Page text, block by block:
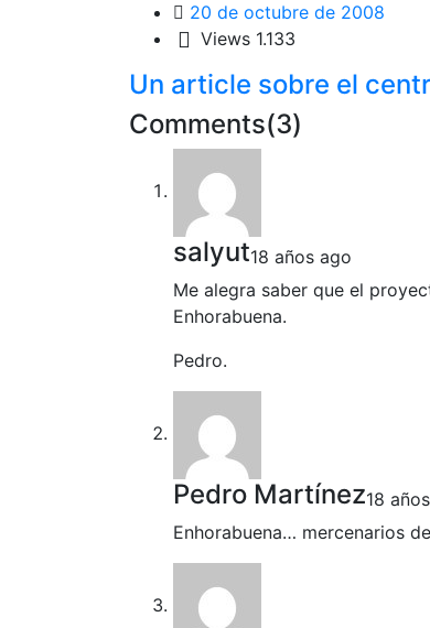
20 de octubre de 2008
Views 1.133
Un article sobre el
Comments(3)
salyut18 años ago
Me alegra saber que el
Enhorabuena.
Pedro.
Pedro Martínez18
Enhorabuena… mercenarios